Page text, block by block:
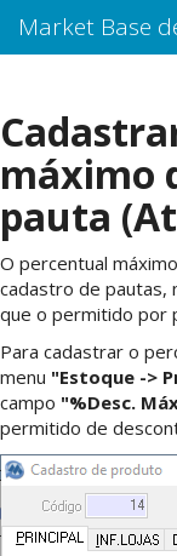
Market Base
máximo
pauta
O percentual
cadastro de pautas,
que o permitido por
Para cadastrar o
menu "Estoque ->
campo "%Desc.
permitido de